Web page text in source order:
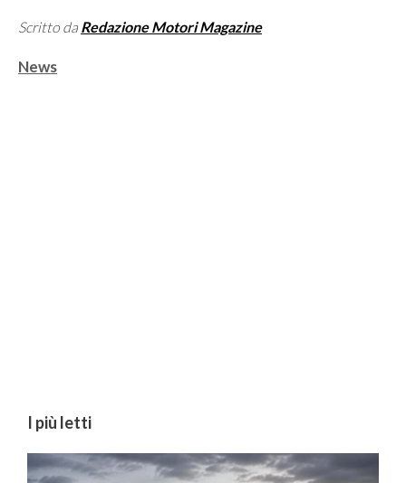
Scritto da Redazione Motori Magazine
Categorie
News
I più letti